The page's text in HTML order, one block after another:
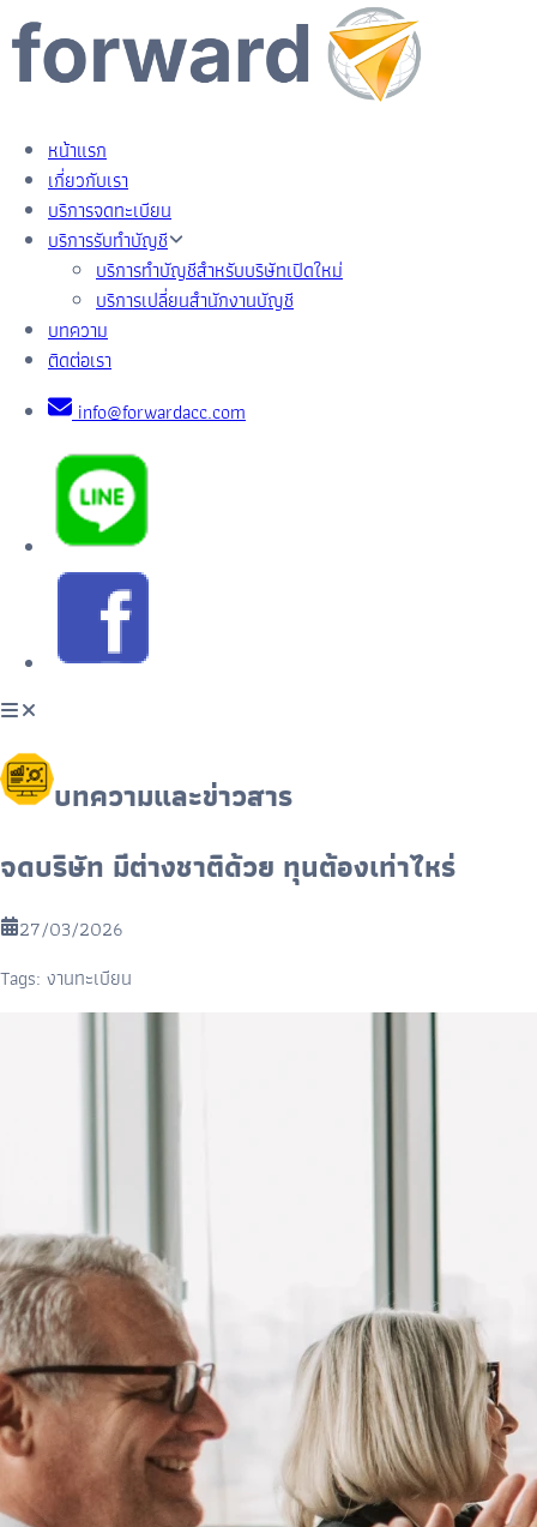
หน้าแรก
เกี่ยวกับเรา
บริการจดทะเบียน
บริการรับทำบัญชี
บริการทำบัญชีสำหรับบริษัทเปิดใหม่
บริการเปลี่ยนสำนักงานบัญชี
บทความ
ติดต่อเรา
info@forwardacc.com
บทความและข่าวสาร
จดบริษัท มีต่างชาติด้วย ทุนต้องเท่าไหร่
27/03/2026
Tags: งานทะเบียน